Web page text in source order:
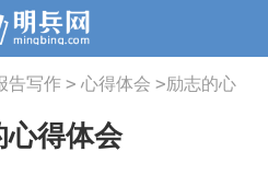
告写作 > 心得体会 >励志的心
心得体会